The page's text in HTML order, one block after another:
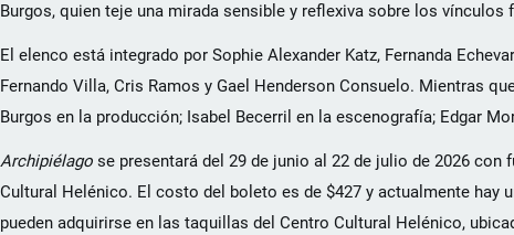
Burgos, quien teje una mirada sensible y reflexiva sobre los
El elenco está integrado por Sophie Alexander Katz, Fernanda
Fernando Villa, Cris Ramos y Gael Henderson Consuelo. Mientras
Burgos en la producción; Isabel Becerril en la escenografía; Edgar
Archipiélago se presentará del 29 de junio al 22 de julio de 2026
Cultural Helénico. El costo del boleto es de $427 y actualmente hay
pueden adquirirse en las taquillas del Centro Cultural Helénico,